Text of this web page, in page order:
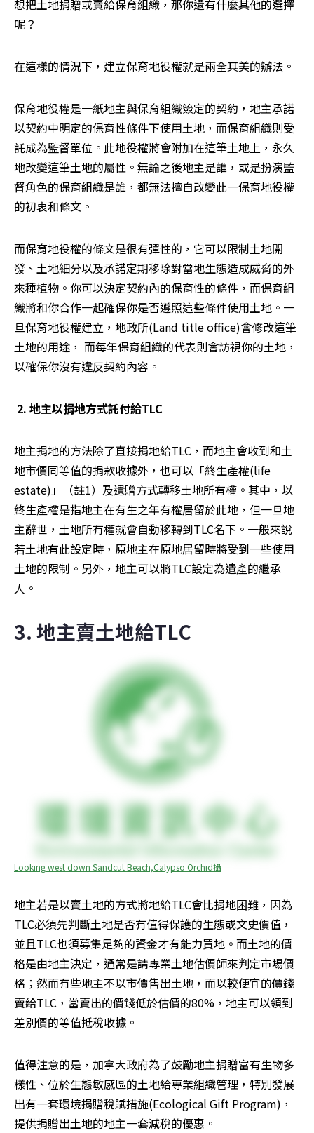
想把土地捐贈或賣給保育組織，那你還有什麼其他的選擇
呢？
在這樣的情況下，建立保育地役權就是兩全其美的辦法。
保育地役權是一紙地主與保育組織簽定的契約，地主承諾
以契約中明定的保育性條件下使用土地，而保育組織則受
託成為監督單位。此地役權將會附加在這筆土地上，永久
地改變這筆土地的屬性。無論之後地主是誰，或是扮演監
督角色的保育組織是誰，都無法擅自改變此一保育地役權
的初衷和條文。
而保育地役權的條文是很有彈性的，它可以限制土地開
發、土地細分以及承諾定期移除對當地生態造成威脅的外
來種植物。你可以決定契約內的保育性的條件，而保育組
織將和你合作一起確保你是否遵照這些條件使用土地。一
旦保育地役權建立，地政所(Land title office)會修改這筆
土地的用途， 而每年保育組織的代表則會訪視你的土地，
以確保你沒有違反契約內容。
2. 地主以捐地方式託付給TLC
地主捐地的方法除了直接捐地給TLC，而地主會收到和土
地市價同等值的捐款收據外，也可以「終生產權(life
estate)」（註1）及遺贈方式轉移土地所有權。其中，以
終生產權是指地主在有生之年有權居留於此地，但一旦地
主辭世，土地所有權就會自動移轉到TLC名下。一般來說
若土地有此設定時，原地主在原地居留時將受到一些使用
土地的限制。另外，地主可以將TLC設定為遺產的繼承
人。
3. 地主賣土地給TLC
Looking west down Sandcut Beach,Calypso Orchid攝
地主若是以賣土地的方式將地給TLC會比捐地困難，因為
TLC必須先判斷土地是否有值得保護的生態或文史價值，
並且TLC也須募集足夠的資金才有能力買地。而土地的價
格是由地主決定，通常是請專業土地估價師來判定市場價
格；然而有些地主不以市價售出土地，而以較便宜的價錢
賣給TLC，當賣出的價錢低於估價的80%，地主可以領到
差別價的等值抵稅收據。
值得注意的是，加拿大政府為了鼓勵地主捐贈富有生物多
樣性、位於生態敏感區的土地給專業組織管理，特別發展
出有一套環境捐贈稅賦措施(Ecological Gift Program)，
提供捐贈出土地的地主一套減稅的優惠。